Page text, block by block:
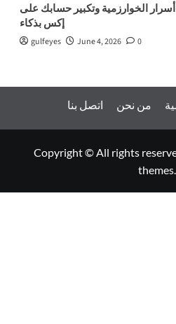
أسرار الخوارزمية وتكبير حسابك على
إكس بذكاء
gulfeyes June 4, 2026 0
اتصل بنا من نحن
Copyright © All rights
themes.